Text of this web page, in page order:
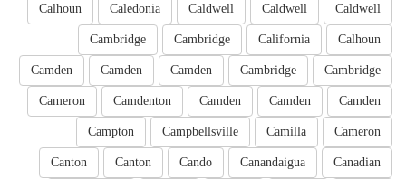
Caldwell
Caldwell
Caldwell
Caledonia
Calhoun
Calhoun
California
Cambridge
Cambridge
Cambridge
Cambridge
Camden
Camden
Camden
Camden
Camden
Camden
Camdenton
Cameron
Cameron
Camilla
Campbellsville
Campton
Canadian
Canandaigua
Cando
Canton
Canton